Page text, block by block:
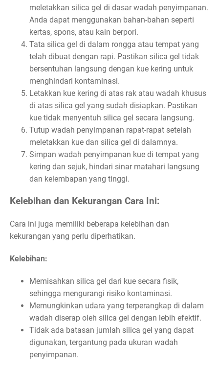
meletakkan silica gel di dasar wadah penyimpanan.
Anda dapat menggunakan bahan-bahan seperti
kertas, spons, atau kain berpori.
Tata silica gel di dalam rongga atau tempat yang
telah dibuat dengan rapi. Pastikan silica gel tidak
bersentuhan langsung dengan kue kering untuk
menghindari kontaminasi.
Letakkan kue kering di atas rak atau wadah khusus
di atas silica gel yang sudah disiapkan. Pastikan
kue tidak menyentuh silica gel secara langsung.
Tutup wadah penyimpanan rapat-rapat setelah
meletakkan kue dan silica gel di dalamnya.
Simpan wadah penyimpanan kue di tempat yang
kering dan sejuk, hindari sinar matahari langsung
dan kelembapan yang tinggi.
Kelebihan dan Kekurangan Cara Ini:
Cara ini juga memiliki beberapa kelebihan dan
kekurangan yang perlu diperhatikan.
Kelebihan:
Memisahkan silica gel dari kue secara fisik,
sehingga mengurangi risiko kontaminasi.
Memungkinkan udara yang terperangkap di dalam
wadah diserap oleh silica gel dengan lebih efektif.
Tidak ada batasan jumlah silica gel yang dapat
digunakan, tergantung pada ukuran wadah
penyimpanan.